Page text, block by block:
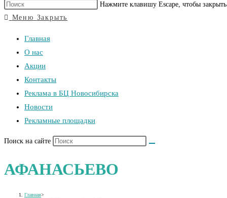
Нажмите клавишу Escape, чтобы
Меню Закрыть
Главная
О нас
Акции
Контакты
Реклама в БЦ Новосибирска
Новости
Рекламные площадки
Поиск на сайте
АФАНАСЬЕВО
Главная>